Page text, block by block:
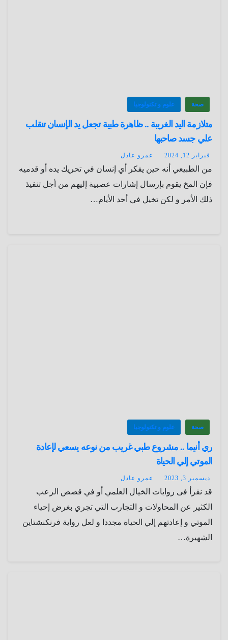
صحة علوم و تكنولوجيا
متلازمة اليد الغريبة .. ظاهرة طبية تجعل يد الإنسان تنقلب
علي جسد صاحبها
فبراير 12, 2024 عمرو عادل
من الطبيعي أنه حين يفكر أي إنسان في تحريك يده أو قدميه
فإن المخ يقوم بإرسال إشارات عصبية إليهم من أجل تنفيذ
ذلك الأمر و لكن تخيل في أحد الأيام…
صحة علوم و تكنولوجيا
ري أنيما .. مشروع طبي غريب من نوعه يسعي لإعادة
الموتي إلي الحياة
ديسمبر 3, 2023 عمرو عادل
قد نقرأ فى روايات الخيال العلمي أو في قصص الرعب
الكثير عن المحاولات و التجارب التي تجري بغرض إحياء
الموتي و إعادتهم إلي الحياة مجددا و لعل رواية فرنكنشتاين
الشهيرة…